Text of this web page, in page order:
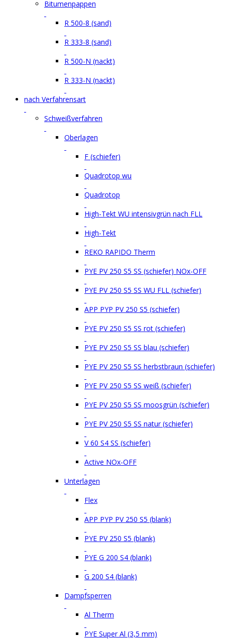
Bitumenpappen
R 500-8 (sand)
R 333-8 (sand)
R 500-N (nackt)
R 333-N (nackt)
nach Verfahrensart
Schweißverfahren
Oberlagen
F (schiefer)
Quadrotop wu
Quadrotop
High-Tekt WU intensivgrün nach FLL
High-Tekt
REKO RAPIDO Therm
PYE PV 250 S5 SS (schiefer) NOx-OFF
PYE PV 250 S5 SS WU FLL (schiefer)
APP PYP PV 250 S5 (schiefer)
PYE PV 250 S5 SS rot (schiefer)
PYE PV 250 S5 SS blau (schiefer)
PYE PV 250 S5 SS herbstbraun (schiefer)
PYE PV 250 S5 SS weiß (schiefer)
PYE PV 250 S5 SS moosgrün (schiefer)
PYE PV 250 S5 SS natur (schiefer)
V 60 S4 SS (schiefer)
Active NOx-OFF
Unterlagen
Flex
APP PYP PV 250 S5 (blank)
PYE PV 250 S5 (blank)
PYE G 200 S4 (blank)
G 200 S4 (blank)
Dampfsperren
Al Therm
PYE Super Al (3,5 mm)